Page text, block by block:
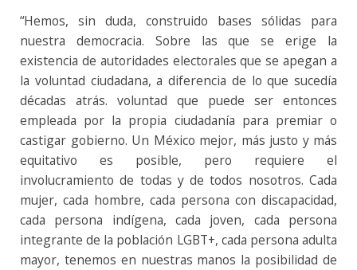
“Hemos, sin duda, construido bases sólidas para
nuestra democracia. Sobre las que se erige la
existencia de autoridades electorales que se apegan a
la voluntad ciudadana, a diferencia de lo que sucedía
décadas atrás. voluntad que puede ser entonces
empleada por la propia ciudadanía para premiar o
castigar gobierno. Un México mejor, más justo y más
equitativo es posible, pero requiere el
involucramiento de todas y de todos nosotros. Cada
mujer, cada hombre, cada persona con discapacidad,
cada persona indígena, cada joven, cada persona
integrante de la población LGBT+, cada persona adulta
mayor, tenemos en nuestras manos la posibilidad de